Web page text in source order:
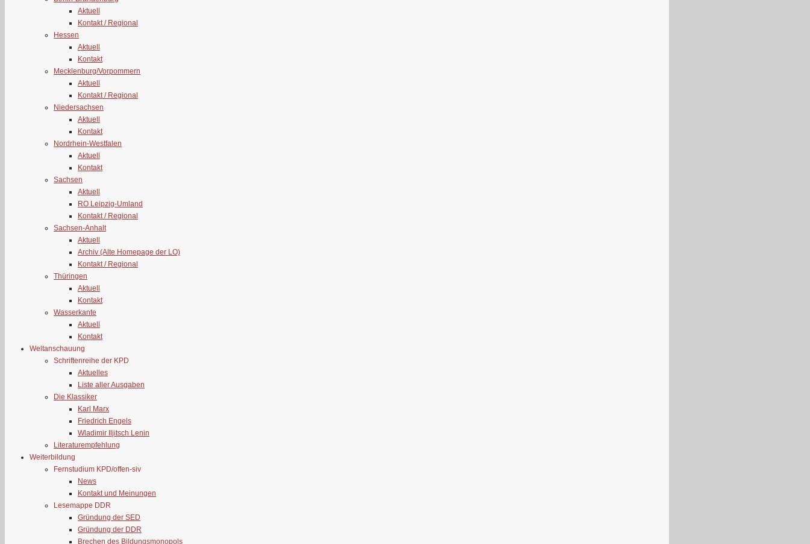
Aktuell
Kontakt / Regional
Hessen
Aktuell
Kontakt
Mecklenburg/Vorpommern
Aktuell
Kontakt / Regional
Niedersachsen
Aktuell
Kontakt
Nordrhein-Westfalen
Aktuell
Kontakt
Sachsen
Aktuell
RO Leipzig-Umland
Kontakt / Regional
Sachsen-Anhalt
Aktuell
Archiv (Alte Homepage der LO)
Kontakt / Regional
Thüringen
Aktuell
Kontakt
Wasserkante
Aktuell
Kontakt
Weltanschauung
Schriftenreihe der KPD
Aktuelles
Liste aller Ausgaben
Die Klassiker
Karl Marx
Friedrich Engels
Wladimir Iljitsch Lenin
Literaturempfehlung
Weiterbildung
Fernstudium KPD/offen-siv
News
Kontakt und Meinungen
Lesemappe DDR
Gründung der SED
Gründung der DDR
Brechen des Bildungsmonopols